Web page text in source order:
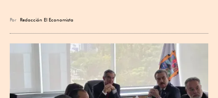
Por Redacción El Economista